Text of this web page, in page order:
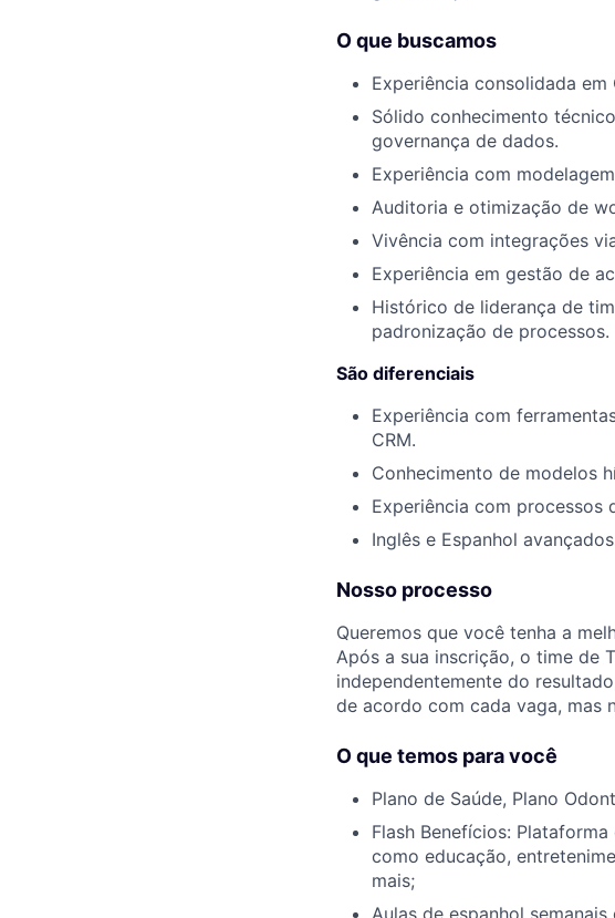
O que buscamos
Experiência consolidada
Sólido conhecimento
governança de dados.
Experiência com
Auditoria e otimização de
Vivência com integrações
Experiência em gestão de
Histórico de liderança de
padronização de processos.
São diferenciais
Experiência com
CRM.
Conhecimento de modelos
Experiência com processos
Inglês e Espanhol
Nosso processo
Queremos que você tenha a
Após a sua inscrição, o time de
independentemente do
de acordo com cada vaga, mas
O que temos para você
Plano de Saúde, Plano
Flash Benefícios:
como educação,
mais;